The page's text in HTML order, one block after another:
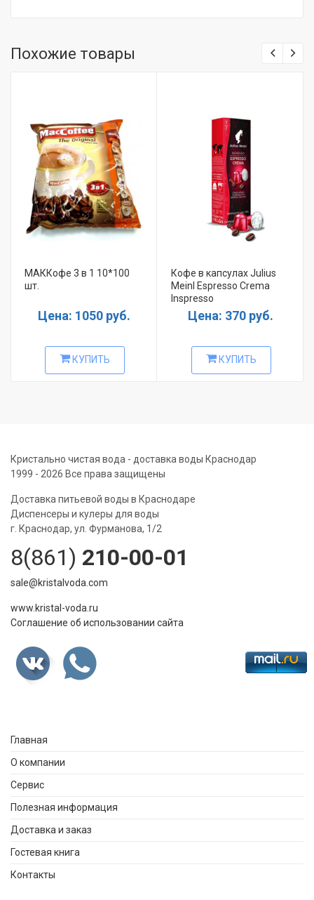
Похожие товары
МАККофе 3 в 1 10*100
шт.
Цена: 1050 руб.
КУПИТЬ
Кофе в капсулах Julius
Meinl Espresso Crema
Inspresso
Цена: 370 руб.
КУПИТЬ
Кристально чистая вода - доставка воды Краснодар
1999 - 2026 Все права защищены
Доставка питьевой воды в Краснодаре
Диспенсеры и кулеры для воды
г. Краснодар, ул. Фурманова, 1/2
8(861) 210-00-01
sale@kristalvoda.com
www.kristal-voda.ru
Соглашение об использовании сайта
Главная
О компании
Сервис
Полезная информация
Доставка и заказ
Гостевая книга
Контакты